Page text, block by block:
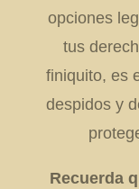
opciones
tus
finiquito, es
despidos y
Recuerda